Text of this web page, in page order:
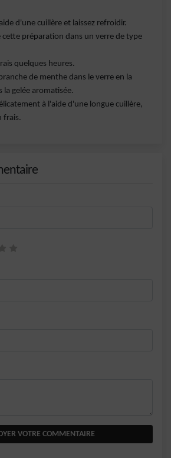
d'une cuillère et laissez refroidir.
cette préparation dans un verre de type
quelques heures.
de menthe dans le verre en la
la gelée aromatisée.
à l'aide d'une longue cuillère,
frais.
VOTRE COMMENTAIRE